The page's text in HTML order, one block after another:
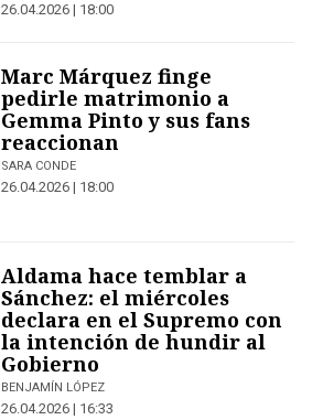
26.04.2026 | 18:00
Marc Márquez finge
pedirle matrimonio a
Gemma Pinto y sus fans
reaccionan
SARA CONDE
26.04.2026 | 18:00
Aldama hace temblar a
Sánchez: el miércoles
declara en el Supremo con
la intención de hundir al
Gobierno
BENJAMÍN LÓPEZ
26.04.2026 | 16:33